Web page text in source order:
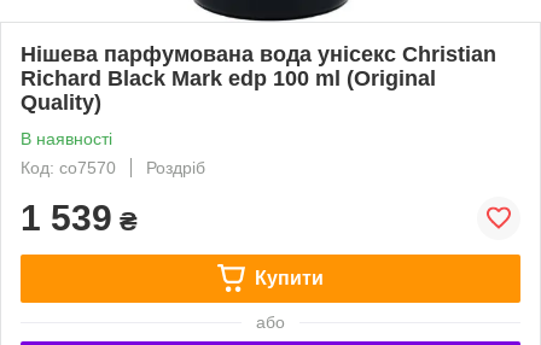
Нішева парфумована вода унісекс Christian
Richard Black Mark edp 100 ml (Original
Quality)
В наявності
Код: co7570
Роздріб
1 539 ₴
Купити
або